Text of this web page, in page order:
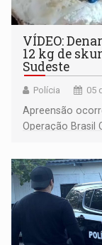
VÍDEO:
12 kg de
Sudeste
Polícia 05
Apreensão
Operação Brasil